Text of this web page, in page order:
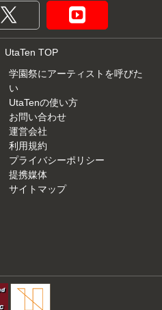
UtaTen TOP
学園祭にアーティストを呼びた
い
UtaTenの使い方
お問い合わせ
運営会社
利用規約
プライバシーポリシー
提携媒体
サイトマップ